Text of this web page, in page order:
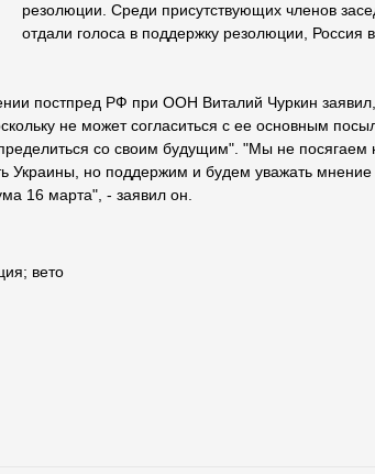
резолюции. Среди присутствующих членов
отдали голоса в поддержку резолюции, Россия
постпред РФ при ООН Виталий Чуркин
не может согласиться с ее основным
со своим будущим". "Мы не посягаем
Украины, но поддержим и будем уважать мнение
16 марта", - заявил он.
; вето